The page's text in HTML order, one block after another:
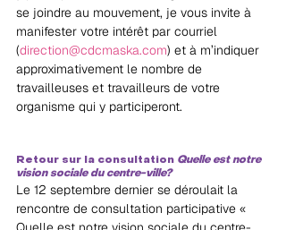
se joindre au mouvement, je vous invite à
manifester votre intérêt par courriel
(direction@cdcmaska.com) et à m’indiquer
approximativement le nombre de
travailleuses et travailleurs de votre
organisme qui y participeront.
Retour sur la consultation Quelle est notre
vision sociale du centre-ville?
Le 12 septembre dernier se déroulait la
rencontre de consultation participative «